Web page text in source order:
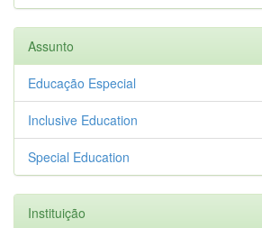
Assunto
Educação Especial
Inclusive Education
Special Education
Instituição